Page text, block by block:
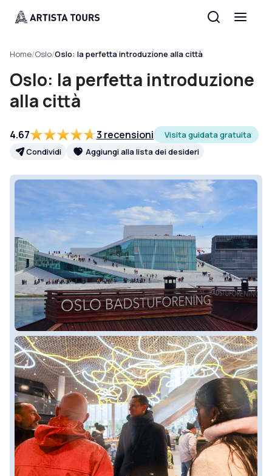
Home/Oslo/Oslo: la perfetta introduzione alla città
Oslo: la perfetta introduzione
alla città
4.67 3 recensioni
Visita guidata gratuita
Condividi
Aggiungi alla lista dei desideri